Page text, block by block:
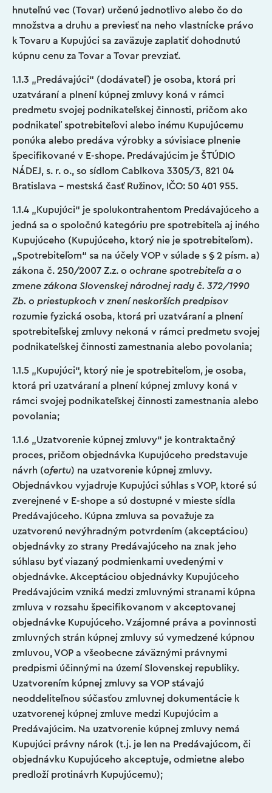
hnuteľnú vec (Tovar) určenú jednotlivo alebo čo do
množstva a druhu a previesť na neho vlastnícke právo
k Tovaru a Kupujúci sa zaväzuje zaplatiť dohodnutú
kúpnu cenu za Tovar a Tovar prevziať.
1.1.3 „Predávajúci“ (dodávateľ) je osoba, ktorá pri
uzatváraní a plnení kúpnej zmluvy koná v rámci
predmetu svojej podnikateľskej činnosti, pričom ako
podnikateľ spotrebiteľovi alebo inému Kupujúcemu
ponúka alebo predáva výrobky a súvisiace plnenie
špecifikované v E-shope. Predávajúcim je ŠTÚDIO
NÁDEJ, s. r. o., so sídlom Cablkova 3305/3, 821 04
Bratislava – mestská časť Ružinov, IČO: 50 401 955.
1.1.4 „Kupujúci“ je spolukontrahentom Predávajúceho a
jedná sa o spoločnú kategóriu pre spotrebiteľa aj iného
Kupujúceho (Kupujúceho, ktorý nie je spotrebiteľom).
„Spotrebiteľom“ sa na účely VOP v súlade s § 2 písm. a)
zákona č. 250/2007 Z.z. o ochrane spotrebiteľa a o
zmene zákona Slovenskej národnej rady č. 372/1990
Zb. o priestupkoch v znení neskorších predpisov
rozumie fyzická osoba, ktorá pri uzatváraní a plnení
spotrebiteľskej zmluvy nekoná v rámci predmetu svojej
podnikateľskej činnosti zamestnania alebo povolania;
1.1.5 „Kupujúci“, ktorý nie je spotrebiteľom, je osoba,
ktorá pri uzatváraní a plnení kúpnej zmluvy koná v
rámci svojej podnikateľskej činnosti zamestnania alebo
povolania;
1.1.6 „Uzatvorenie kúpnej zmluvy“ je kontraktačný
proces, pričom objednávka Kupujúceho predstavuje
návrh (ofertu) na uzatvorenie kúpnej zmluvy.
Objednávkou vyjadruje Kupujúci súhlas s VOP, ktoré sú
zverejnené v E-shope a sú dostupné v mieste sídla
Predávajúceho. Kúpna zmluva sa považuje za
uzatvorenú nevýhradným potvrdením (akceptáciou)
objednávky zo strany Predávajúceho na znak jeho
súhlasu byť viazaný podmienkami uvedenými v
objednávke. Akceptáciou objednávky Kupujúceho
Predávajúcim vzniká medzi zmluvnými stranami kúpna
zmluva v rozsahu špecifikovanom v akceptovanej
objednávke Kupujúceho. Vzájomné práva a povinnosti
zmluvných strán kúpnej zmluvy sú vymedzené kúpnou
zmluvou, VOP a všeobecne záväznými právnymi
predpismi účinnými na území Slovenskej republiky.
Uzatvorením kúpnej zmluvy sa VOP stávajú
neoddeliteľnou súčasťou zmluvnej dokumentácie k
uzatvorenej kúpnej zmluve medzi Kupujúcim a
Predávajúcim. Na uzatvorenie kúpnej zmluvy nemá
Kupujúci právny nárok (t.j. je len na Predávajúcom, či
objednávku Kupujúceho akceptuje, odmietne alebo
predloží protinávrh Kupujúcemu);